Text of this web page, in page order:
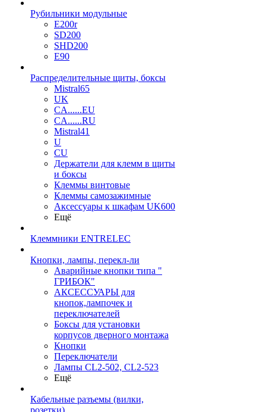
Рубильники модульные
E200r
SD200
SHD200
E90
Распределительные щиты, боксы
Mistral65
UK
CA......EU
CA......RU
Mistral41
U
CU
Держатели для клемм в щиты
и боксы
Клеммы винтовые
Клеммы самозажимные
Аксессуары к шкафам UK600
Ещё
Клеммники ENTRELEC
Кнопки, лампы, перекл-ли
Аварийные кнопки типа "
ГРИБОК"
АКСЕССУАРЫ для
кнопок,лампочек и
переключателей
Боксы для установки
корпусов дверного монтажа
Кнопки
Переключатели
Лампы CL2-502, CL2-523
Ещё
Кабельные разъемы (вилки,
розетки)